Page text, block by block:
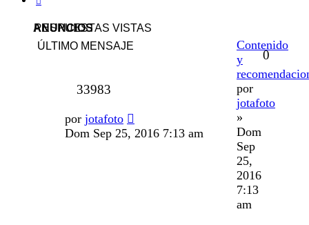
ANUNCIOS
RESPUESTAS VISTAS
ÚLTIMO MENSAJE
Contenido
y
por
jotafoto
»
Dom
Sep
25,
2016
7:13
am
0
33983
por jotafoto
Dom Sep 25, 2016 7:13 am